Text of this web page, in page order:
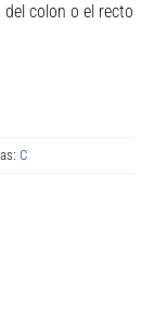
colon o el recto
C